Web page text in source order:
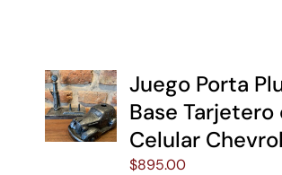
Juego Porta
Base Tarjetero
Celular
$895.00